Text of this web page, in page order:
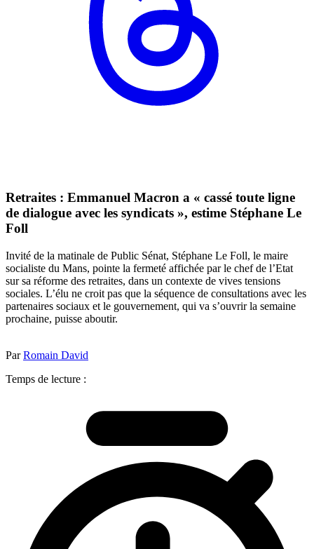
Retraites : Emmanuel Macron a « cassé toute ligne
de dialogue avec les syndicats », estime Stéphane Le
Foll
Invité de la matinale de Public Sénat, Stéphane Le Foll, le maire
socialiste du Mans, pointe la fermeté affichée par le chef de l’Etat
sur sa réforme des retraites, dans un contexte de vives tensions
sociales. L’élu ne croit pas que la séquence de consultations avec les
partenaires sociaux et le gouvernement, qui va s’ouvrir la semaine
prochaine, puisse aboutir.
ParRomain David
Temps de lecture :